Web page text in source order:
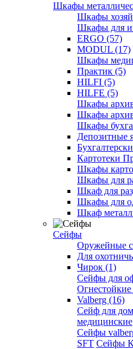
Шкафы
Шкафы
Шкафы для
ERGO (57)
MODUL (17)
Шкафы
Практик (5)
HILFI (5)
HILFE (5)
Шкафы
Шкафы
Шкафы
Депозитные
Картотеки
Шкафы
Шкафы для
Шкаф для
Шкафы для
Шкаф
Сейфы
Оружейные
Для
Чирок (1)
Сейфы для
Valberg (16)
Cейф для
медицинские
Сейфы
SFT Сейфы